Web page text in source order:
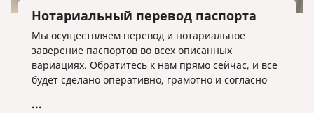
Нотариальный перевод паспорта
Мы осуществляем перевод и нотариальное
заверение паспортов во всех описанных
вариациях. Обратитесь к нам прямо сейчас, и все
будет сделано оперативно, грамотно и согласно
...